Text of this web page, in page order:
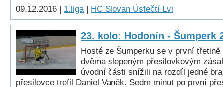
09.12.2016 | 1.liga| HC Slovan Ústečtí Lvi
23. kolo: Hodonín - Šumperk
Hosté ze Šumperku se v první
dvěma slepeným přesilovkovým
úvodní části snížili na rozdíl jedné
přesilovce trefil Daniel Vaněk. Sedm minut po první